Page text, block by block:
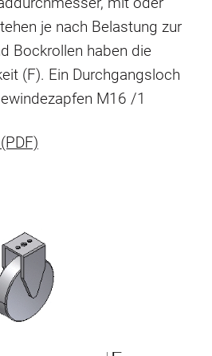
je nach Belastung zur
Bockrollen haben die
(F). Ein Durchgangsloch
M16 /1